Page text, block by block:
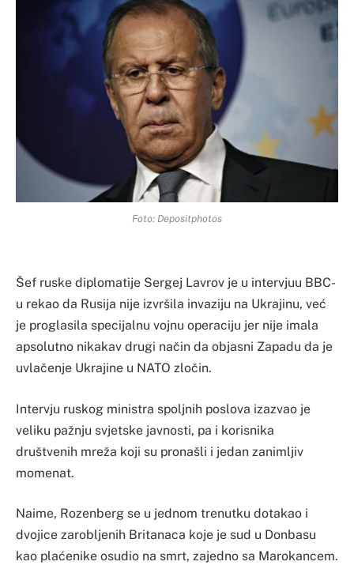
Foto: Depositphotos
Šef ruske diplomatije Sergej Lavrov je u intervjuu BBC-
u rekao da Rusija nije izvršila invaziju na Ukrajinu, već
je proglasila specijalnu vojnu operaciju jer nije imala
apsolutno nikakav drugi način da objasni Zapadu da je
uvlačenje Ukrajine u NATO zločin.
Intervju ruskog ministra spoljnih poslova izazvao je
veliku pažnju svjetske javnosti, pa i korisnika
društvenih mreža koji su pronašli i jedan zanimljiv
momenat.
Naime, Rozenberg se u jednom trenutku dotakao i
dvojice zarobljenih Britanaca koje je sud u Donbasu
kao plaćenike osudio na smrt, zajedno sa Marokancem.